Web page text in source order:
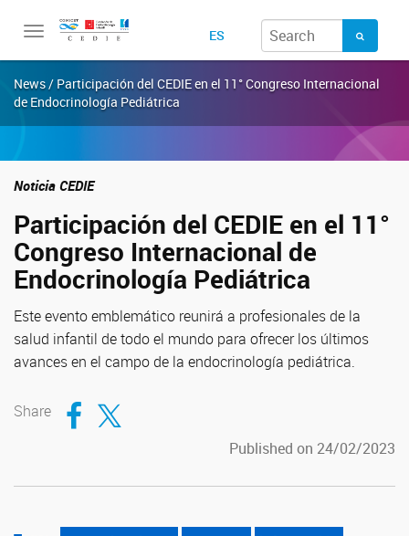
Toggle
ES
News / Participación del CEDIE en el 11° Congreso Internacional
de Endocrinología Pediátrica
Noticia CEDIE
Participación del CEDIE en el 11°
Congreso Internacional de
Endocrinología Pediátrica
Este evento emblemático reunirá a profesionales de la
salud infantil de todo el mundo para ofrecer los últimos
avances en el campo de la endocrinología pediátrica.
Share Compartir en Facebook
Compartir en Twitter
Published on 24/02/2023